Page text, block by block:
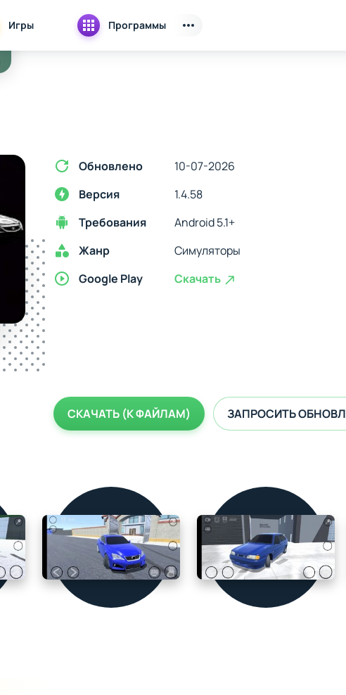
Игры Программы
Обновлено
10-07-2026
Версия
1.4.58
Требования
Android 5.1+
Жанр
Симуляторы
Google Play
Скачать
СКАЧАТЬ (К ФАЙЛАМ) ЗАПРОСИТЬ